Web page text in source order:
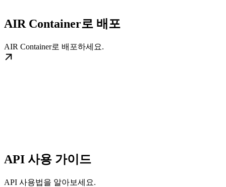
AIR Container로 배포
AIR Container로 배포하세요.
API 사용 가이드
API 사용법을 알아보세요.